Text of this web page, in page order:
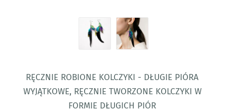
ręcznie robione kolczyki - długie pióra
Wyjątkowe, ręcznie tworzone kolczyki w
formie długich piór